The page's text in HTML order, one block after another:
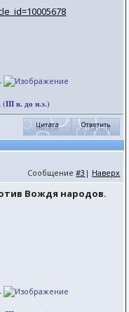
в. до н.э.)
Сообщение#3 | Наверх
Вождя народов.